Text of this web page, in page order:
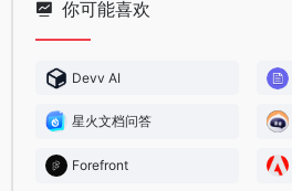
你可能喜欢
Devv AI
星火文档问答
Forefront